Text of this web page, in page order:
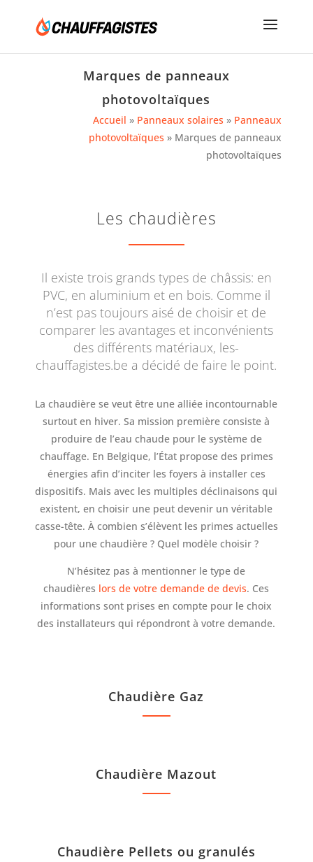
Marques de panneaux
photovoltaïques
Accueil » Panneaux solaires » Panneaux
photovoltaïques » Marques de panneaux
photovoltaïques
Les chaudières
Il existe trois grands types de châssis: en
PVC, en aluminium et en bois. Comme il
n’est pas toujours aisé de choisir et de
comparer les avantages et inconvénients
des différents matériaux, les-
chauffagistes.be a décidé de faire le point.
La chaudière se veut être une alliée incontournable
surtout en hiver. Sa mission première consiste à
produire de l’eau chaude pour le système de
chauffage. En Belgique, l’État propose des primes
énergies afin d’inciter les foyers à installer ces
dispositifs. Mais avec les multiples déclinaisons qui
existent, en choisir une peut devenir un véritable
casse-tête. À combien s’élèvent les primes actuelles
pour une chaudière ? Quel modèle choisir ?
N’hésitez pas à mentionner le type de
chaudières lors de votre demande de devis. Ces
informations sont prises en compte pour le choix
des installateurs qui répondront à votre demande.
Chaudière Gaz
Chaudière Mazout
Chaudière Pellets ou granulés